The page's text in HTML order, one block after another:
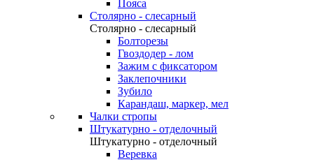
Пояса
Столярно - слесарный
Столярно - слесарный
Болторезы
Гвоздодер - лом
Зажим с фиксатором
Заклепочники
Зубило
Карандаш, маркер, мел
Чалки стропы
Штукатурно - отделочный
Штукатурно - отделочный
Веревка